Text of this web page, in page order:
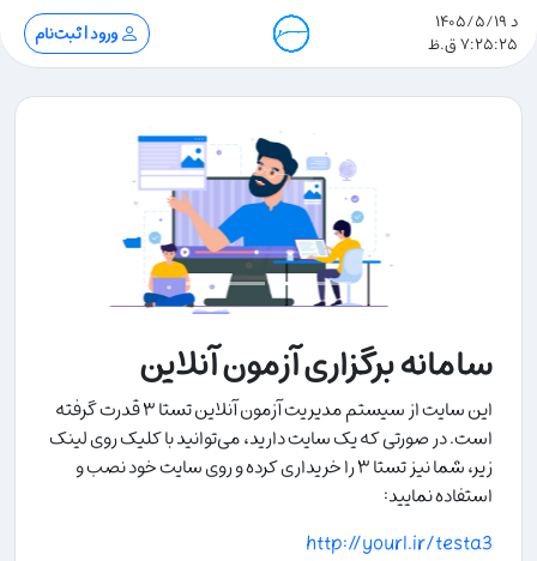
د 1405/5/19
7:25:26 ق.ظ
ورود | ثبت‌نام
سامانه برگزاری آزمون آنلاین
این سایت از سیستم مدیریت آزمون آنلاین تستا ۳ قدرت گرفته
است. در صورتی که یک سایت دارید، می‌توانید با کلیک روی لینک
زیر، شما نیز تستا ۳ را خریداری کرده و روی سایت خود نصب و
استفاده نمایید:
http://yourl.ir/testa3